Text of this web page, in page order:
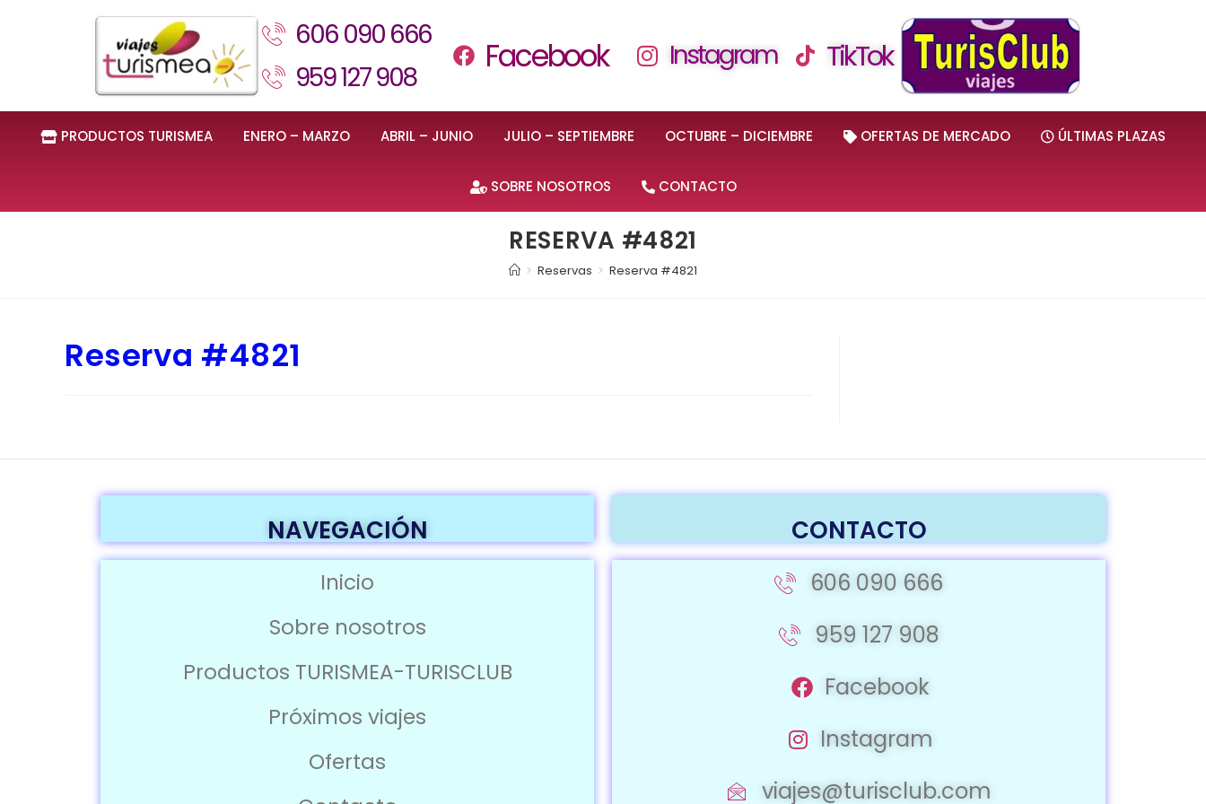
606 090 666
959 127 908
Facebook Instagram TikTok
PRODUCTOS TURISMEA ENERO – MARZO ABRIL – JUNIO JULIO – SEPTIEMBRE OCTUBRE – DICIEMBRE OFERTAS DE MERCADO ÚLTIMAS PLAZAS
SOBRE NOSOTROS CONTACTO
RESERVA #4821
> Reservas > Reserva #4821
Reserva #4821
NAVEGACIÓN
Inicio
Sobre nosotros
Productos TURISMEA-TURISCLUB
Próximos viajes
Ofertas
CONTACTO
606 090 666
959 127 908
Facebook
Instagram
viajes@turisclub.com